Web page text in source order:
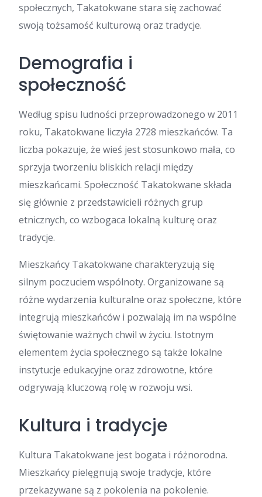
społecznych, Takatokwane stara się zachować
swoją tożsamość kulturową oraz tradycje.
Demografia i
społeczność
Według spisu ludności przeprowadzonego w 2011
roku, Takatokwane liczyła 2728 mieszkańców. Ta
liczba pokazuje, że wieś jest stosunkowo mała, co
sprzyja tworzeniu bliskich relacji między
mieszkańcami. Społeczność Takatokwane składa
się głównie z przedstawicieli różnych grup
etnicznych, co wzbogaca lokalną kulturę oraz
tradycje.
Mieszkańcy Takatokwane charakteryzują się
silnym poczuciem wspólnoty. Organizowane są
różne wydarzenia kulturalne oraz społeczne, które
integrują mieszkańców i pozwalają im na wspólne
świętowanie ważnych chwil w życiu. Istotnym
elementem życia społecznego są także lokalne
instytucje edukacyjne oraz zdrowotne, które
odgrywają kluczową rolę w rozwoju wsi.
Kultura i tradycje
Kultura Takatokwane jest bogata i różnorodna.
Mieszkańcy pielęgnują swoje tradycje, które
przekazywane są z pokolenia na pokolenie.